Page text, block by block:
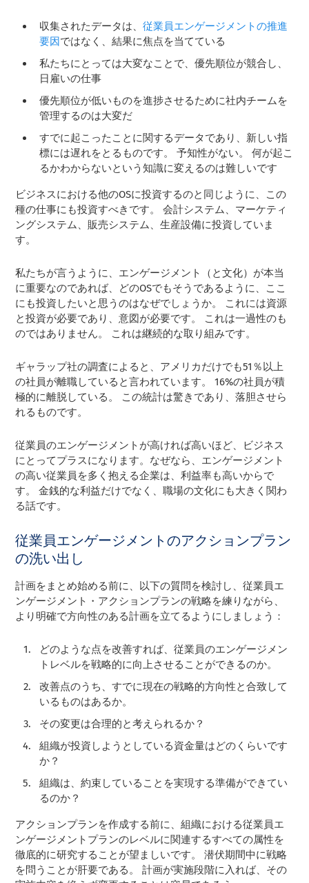
収集されたデータは、従業員エンゲージメントの推進
要因ではなく、結果に焦点を当てている
私たちにとっては大変なことで、優先順位が競合し、
日雇いの仕事
優先順位が低いものを進捗させるために社内チームを
管理するのは大変だ
すでに起こったことに関するデータであり、新しい指
標には遅れをとるものです。 予知性がない。 何が起こ
るかわからないという知識に変えるのは難しいです
ビジネスにおける他のOSに投資するのと同じように、この
種の仕事にも投資すべきです。 会計システム、マーケティ
ングシステム、販売システム、生産設備に投資していま
す。
私たちが言うように、エンゲージメント（と文化）が本当
に重要なのであれば、どのOSでもそうであるように、ここ
にも投資したいと思うのはなぜでしょうか。 これには資源
と投資が必要であり、意図が必要です。 これは一過性のも
のではありません。 これは継続的な取り組みです。
ギャラップ社の調査によると、アメリカだけでも51％以上
の社員が離職していると言われています。 16%の社員が積
極的に離脱している。 この統計は驚きであり、落胆させら
れるものです。
従業員のエンゲージメントが高ければ高いほど、ビジネス
にとってプラスになります。なぜなら、エンゲージメント
の高い従業員を多く抱える企業は、利益率も高いからで
す。 金銭的な利益だけでなく、職場の文化にも大きく関わ
る話です。
従業員エンゲージメントのアクションプラン
の洗い出し
計画をまとめ始める前に、以下の質問を検討し、従業員エ
ンゲージメント・アクションプランの戦略を練りながら、
より明確で方向性のある計画を立てるようにしましょう：
どのような点を改善すれば、従業員のエンゲージメン
トレベルを戦略的に向上させることができるのか。
改善点のうち、すでに現在の戦略的方向性と合致して
いるものはあるか。
その変更は合理的と考えられるか？
組織が投資しようとしている資金量はどのくらいです
か？
組織は、約束していることを実現する準備ができてい
るのか？
アクションプランを作成する前に、組織における従業員エ
ンゲージメントプランのレベルに関連するすべての属性を
徹底的に研究することが望ましいです。 潜伏期間中に戦略
を問うことが肝要である。 計画が実施段階に入れば、その